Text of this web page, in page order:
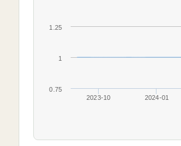
2023-10 2024-01
1
0.75
1.25